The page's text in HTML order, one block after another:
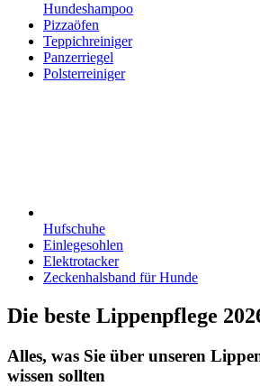
Hundeshampoo
Pizzaöfen
Teppichreiniger
Panzerriegel
Polsterreiniger
Hufschuhe
Einlegesohlen
Elektrotacker
Zeckenhalsband für Hunde
Die beste Lippenpflege
Alles, was Sie über unseren
wissen sollten